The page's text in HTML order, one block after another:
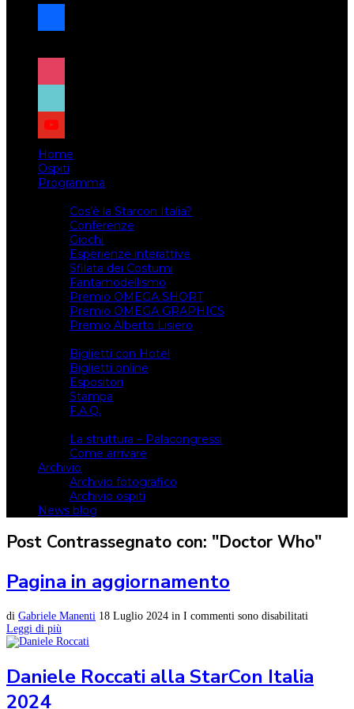
facebook
x
instagram
tiktok
youtube
Home
Ospiti
Programma
Cos’è la Starcon Italia?
Conferenze
Giochi
Esperienze interattive
Sfilata dei Costumi
Fantamodellismo
Premio OMEGA SHORT
Premio OMEGA GRAPHICS
Premio Alberto Lisiero
Biglietti con Hotel
Biglietti online
Espositori
Stampa
F.A.Q.
La struttura – Palacongressi
Come arrivare
Archivio
Archivio fotografico
Archivio ospiti
News blog
Post Contrassegnato con: "Doctor Who"
Pagina in aggiornamento
di Gabriele Manenti 18 Luglio 2024 in I commenti sono disabilitati
Leggi di più
Daniele Roccati alla StarCon Italia
2024